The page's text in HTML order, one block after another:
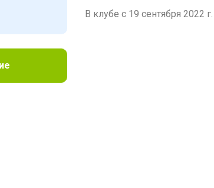
В клубе с 19 сентября 2022 г.